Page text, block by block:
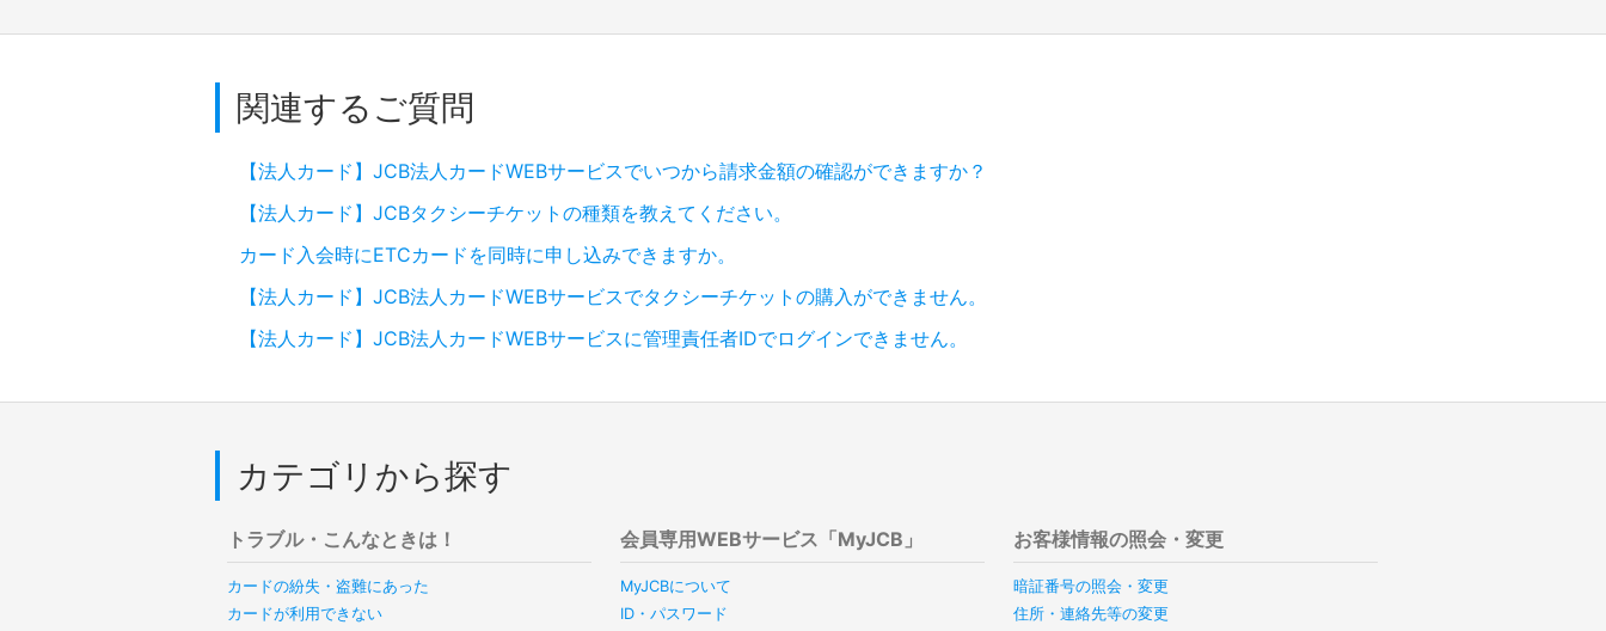
関連するご質問
【法人カード】JCB法人カードWEBサービスでいつから請求金額の確認ができますか？
【法人カード】JCBタクシーチケットの種類を教えてください。
カード入会時にETCカードを同時に申し込みできますか。
【法人カード】JCB法人カードWEBサービスでタクシーチケットの購入ができません。
【法人カード】JCB法人カードWEBサービスに管理責任者IDでログインできません。
カテゴリから探す
トラブル・こんなときは！
カードの紛失・盗難にあった
カードが利用できない
会員専用WEBサービス「MyJCB」
MyJCBについて
ID・パスワード
お客様情報の照会・変更
暗証番号の照会・変更
住所・連絡先等の変更